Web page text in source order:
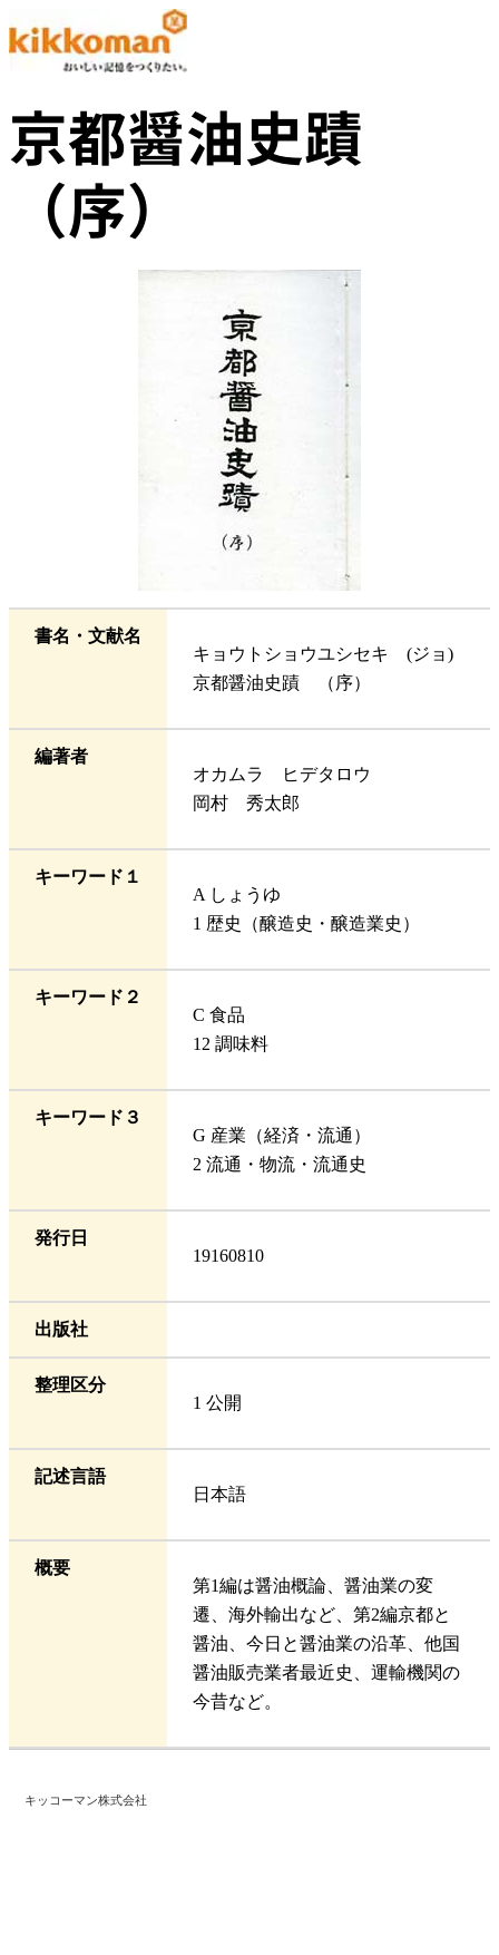
京都醤油史蹟
（序）
書名・文献名
キョウトショウユシセキ (ジョ)
京都醤油史蹟 （序）
編著者
オカムラ ヒデタロウ
岡村 秀太郎
キーワード１
A しょうゆ
1 歴史（醸造史・醸造業史）
キーワード２
C 食品
12 調味料
キーワード３
G 産業（経済・流通）
2 流通・物流・流通史
発行日
19160810
出版社
整理区分
1 公開
記述言語
日本語
概要
第1編は醤油概論、醤油業の変
遷、海外輸出など、第2編京都と
醤油、今日と醤油業の沿革、他国
醤油販売業者最近史、運輸機関の
今昔など。
キッコーマン株式会社